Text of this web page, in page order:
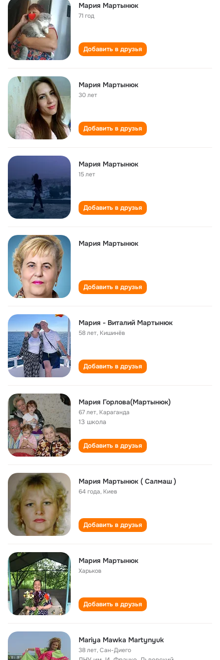
Мария Мартынюк
71 год
Добавить в друзья
Мария Мартынюк
30 лет
Добавить в друзья
Мария Мартынюк
15 лет
Добавить в друзья
Мария Мартынюк
Добавить в друзья
Мария - Виталий Мартынюк
58 лет, Кишинёв
Добавить в друзья
Мария Горлова(Мартынюк)
67 лет, Караганда
13 школа
Добавить в друзья
Мария Мартынюк ( Салмаш )
64 года, Киев
Добавить в друзья
Мария Мартынюк
Харьков
Добавить в друзья
Mariya Mawka Martynyuk
38 лет,Сан-Диего